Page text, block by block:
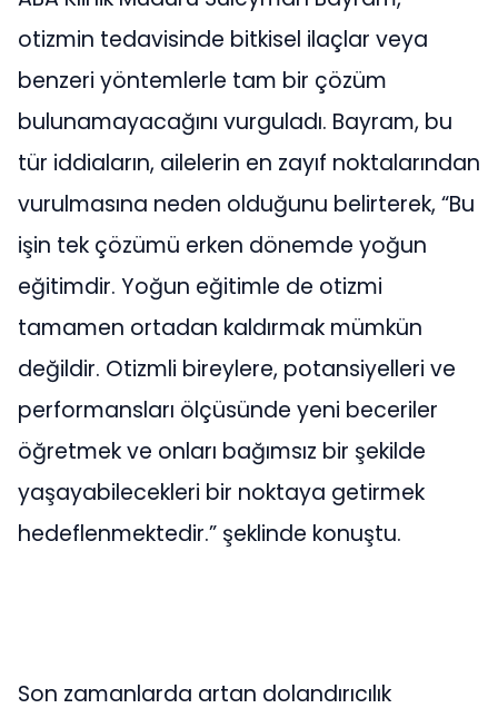
otizmin tedavisinde bitkisel ilaçlar veya
benzeri yöntemlerle tam bir çözüm
bulunamayacağını vurguladı. Bayram, bu
tür iddiaların, ailelerin en zayıf noktalarından
vurulmasına neden olduğunu belirterek, “Bu
işin tek çözümü erken dönemde yoğun
eğitimdir. Yoğun eğitimle de otizmi
tamamen ortadan kaldırmak mümkün
değildir. Otizmli bireylere, potansiyelleri ve
performansları ölçüsünde yeni beceriler
öğretmek ve onları bağımsız bir şekilde
yaşayabilecekleri bir noktaya getirmek
hedeflenmektedir.” şeklinde konuştu.
Son zamanlarda artan dolandırıcılık